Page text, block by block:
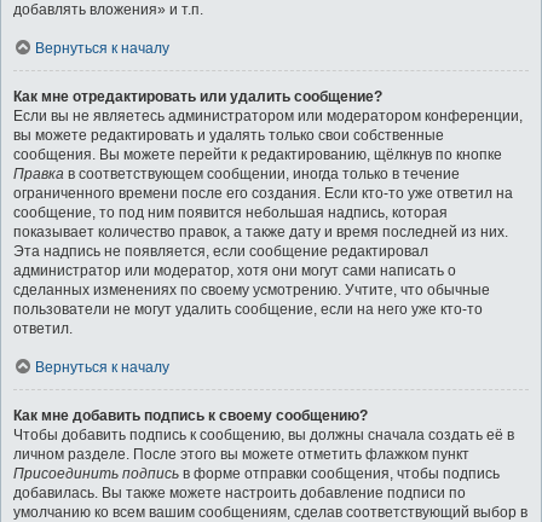
добавлять вложения» и т.п.
Вернуться к началу
Как мне отредактировать или удалить сообщение?
Если вы не являетесь администратором или модератором конференции,
вы можете редактировать и удалять только свои собственные
сообщения. Вы можете перейти к редактированию, щёлкнув по кнопке
Правка в соответствующем сообщении, иногда только в течение
ограниченного времени после его создания. Если кто-то уже ответил на
сообщение, то под ним появится небольшая надпись, которая
показывает количество правок, а также дату и время последней из них.
Эта надпись не появляется, если сообщение редактировал
администратор или модератор, хотя они могут сами написать о
сделанных изменениях по своему усмотрению. Учтите, что обычные
пользователи не могут удалить сообщение, если на него уже кто-то
ответил.
Вернуться к началу
Как мне добавить подпись к своему сообщению?
Чтобы добавить подпись к сообщению, вы должны сначала создать её в
личном разделе. После этого вы можете отметить флажком пункт
Присоединить подпись в форме отправки сообщения, чтобы подпись
добавилась. Вы также можете настроить добавление подписи по
умолчанию ко всем вашим сообщениям, сделав соответствующий выбор в